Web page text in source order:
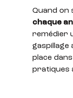
Quand on
chaque
remédier
gaspillage
place
pratiques